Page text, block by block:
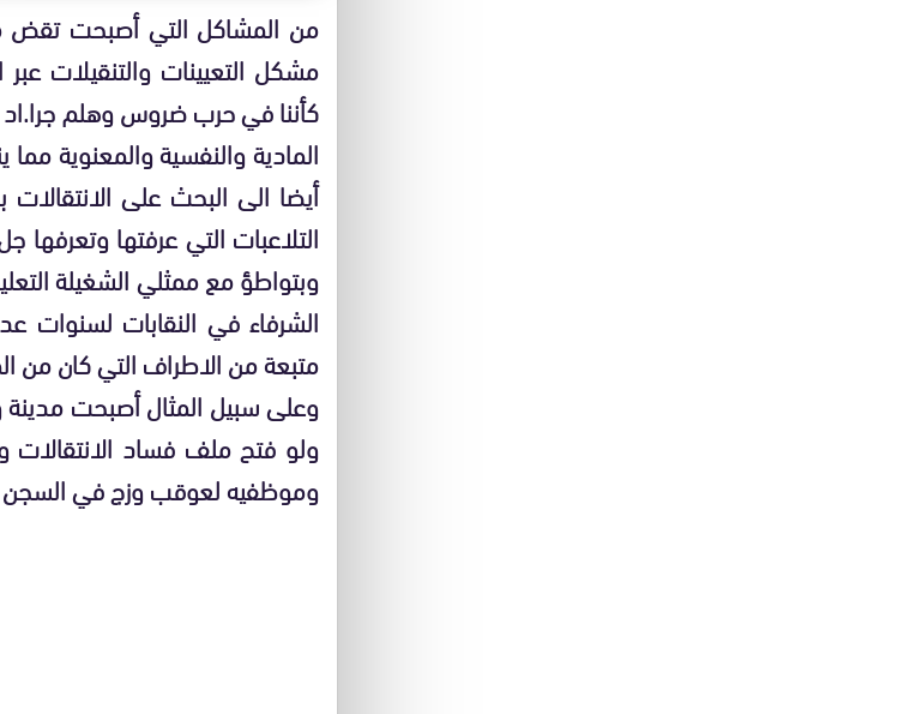
من المشاكل التي أصبحت تقض
مشكل التعيينات والتنقيلات عبر
كأننا في حرب ضروس وهلم جرا.اد
المادية والنفسية والمعنوية
أيضا الى البحث على
التلاعبات التي عرفتها
وبتواطؤ مع ممثلي الشغيلة
الشرفاء في النقابات
متبعة من الاطراف التي كان من
وعلى سبيل المثال أصبحت
ولو فتح ملف فساد الانتقالات
وموظفيه لعوقب وزج في السجن